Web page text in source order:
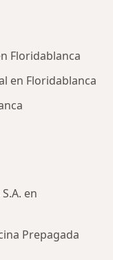
Floridablanca
en Floridablanca
en
Prepagada